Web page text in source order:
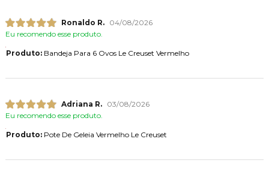
Ronaldo R.
04/08/2026
Eu recomendo esse produto.
Produto:Bandeja Para 6 Ovos Le Creuset Vermelho
Adriana R.
03/08/2026
Eu recomendo esse produto.
Produto:Pote De Geleia Vermelho Le Creuset